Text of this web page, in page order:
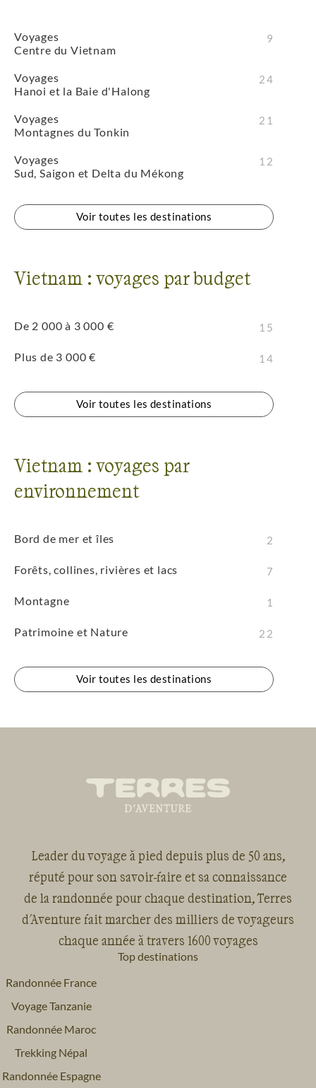
Voyages
Centre du Vietnam
9
Voyages
Hanoi et la Baie d'Halong
24
Voyages
Montagnes du Tonkin
21
Voyages
Sud, Saigon et Delta du Mékong
12
Voir toutes les destinations
Vietnam : voyages par budget
De 2 000 à 3 000 € 15
Plus de 3 000 € 14
Voir toutes les destinations
Vietnam : voyages par
environnement
Bord de mer et îles 2
Forêts, collines, rivières et lacs 7
Montagne 1
Patrimoine et Nature 22
Voir toutes les destinations
Leader du voyage à pied depuis plus de 50 ans,
réputé pour son savoir-faire et sa connaissance
de la randonnée pour chaque destination, Terres
d'Aventure fait marcher des milliers de voyageurs
chaque année à travers 1600 voyages
Top destinations
Randonnée France
Voyage Tanzanie
Randonnée Maroc
Trekking Népal
Randonnée Espagne